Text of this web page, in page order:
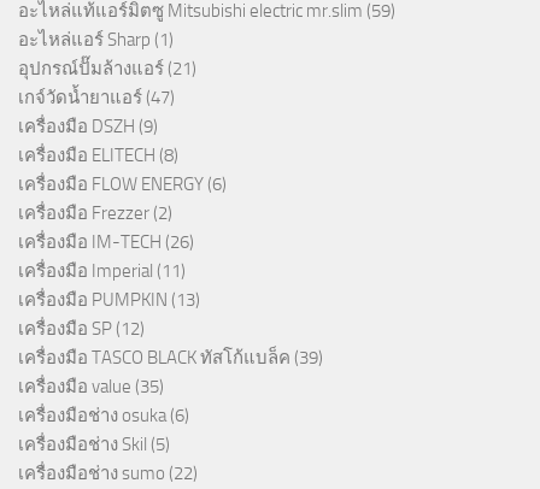
อะไหล่แท้แอร์มิตซู Mitsubishi electric mr.slim (59)
อะไหล่แอร์ Sharp (1)
อุปกรณ์ปั๊มล้างแอร์ (21)
เกจ์วัดน้ำยาแอร์ (47)
เครื่องมือ DSZH (9)
เครื่องมือ ELITECH (8)
เครื่องมือ FLOW ENERGY (6)
เครื่องมือ Frezzer (2)
เครื่องมือ IM-TECH (26)
เครื่องมือ Imperial (11)
เครื่องมือ PUMPKIN (13)
เครื่องมือ SP (12)
เครื่องมือ TASCO BLACK ทัสโก้แบล็ค (39)
เครื่องมือ value (35)
เครื่องมือช่าง osuka (6)
เครื่องมือช่าง Skil (5)
เครื่องมือช่าง sumo (22)